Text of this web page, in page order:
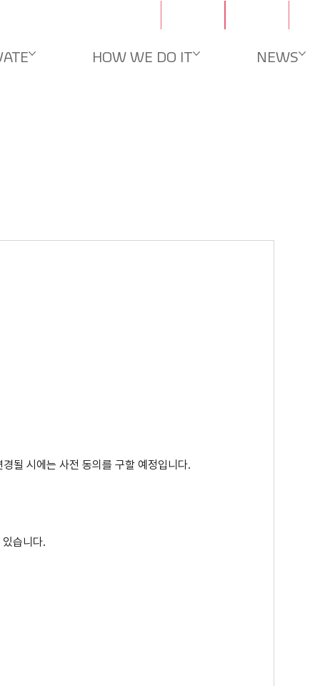
HOW WE DO IT NEWS
될 시에는 사전 동의를 구할 예정입니다.
습니다.